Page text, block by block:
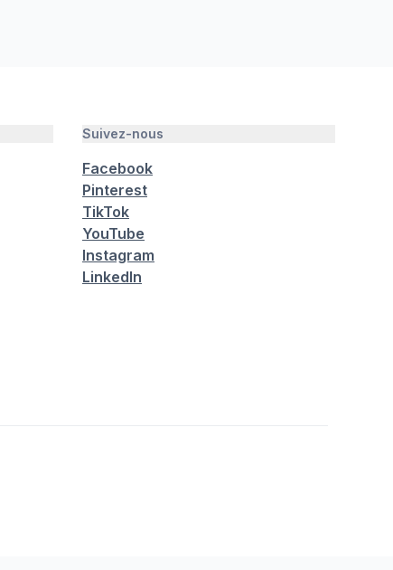
Suivez-nous
Facebook
Pinterest
TikTok
YouTube
Instagram
LinkedIn